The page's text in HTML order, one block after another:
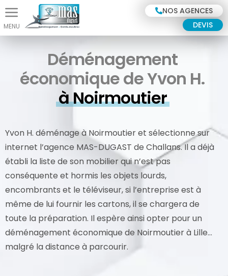
NOS AGENCES
DEVIS
Déménagement
économique de Yvon H.
à Noirmoutier
Yvon H. déménage à Noirmoutier et sélectionne sur
internet l’agence MAS-DUGAST de Challans. Il a déjà
établi la liste de son mobilier qui n’est pas
conséquente et hormis les objets lourds,
encombrants et le téléviseur, si l’entreprise est à
même de lui fournir les cartons, il se chargera de
toute la préparation. Il espère ainsi opter pour un
déménagement économique de Noirmoutier à Lille…
malgré la distance à parcourir.
Panneau de gestion des cookies